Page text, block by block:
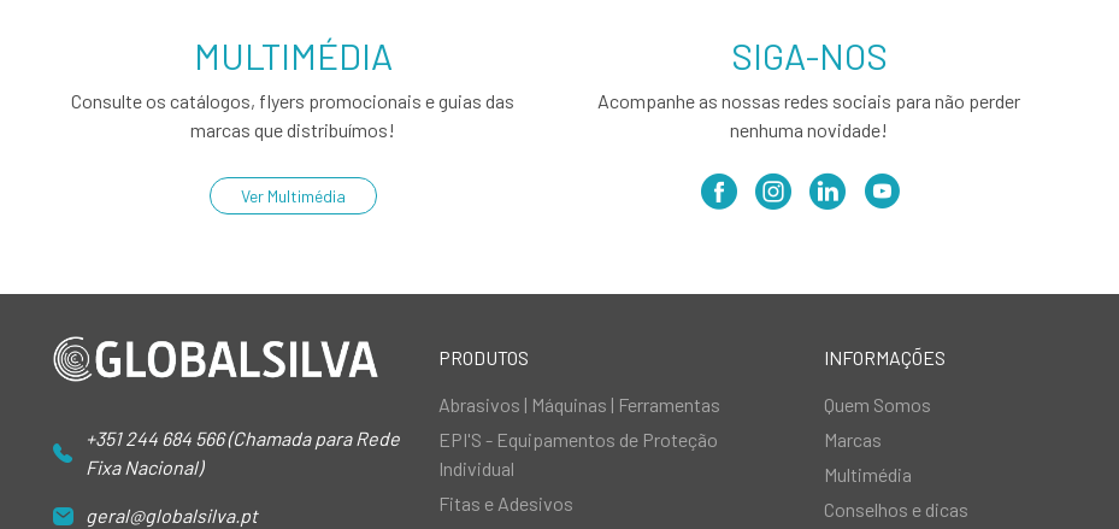
MULTIMÉDIA
Consulte os catálogos, flyers promocionais e guias das
marcas que distribuímos!
Ver Multimédia
SIGA-NOS
Acompanhe as nossas redes sociais para não perder
nenhuma novidade!
+351 244 684 566 (Chamada para Rede
Fixa Nacional)
geral@globalsilva.pt
PRODUTOS
Abrasivos | Máquinas | Ferramentas
EPI'S - Equipamentos de Proteção
Individual
Fitas e Adesivos
INFORMAÇÕES
Quem Somos
Marcas
Multimédia
Conselhos e dicas